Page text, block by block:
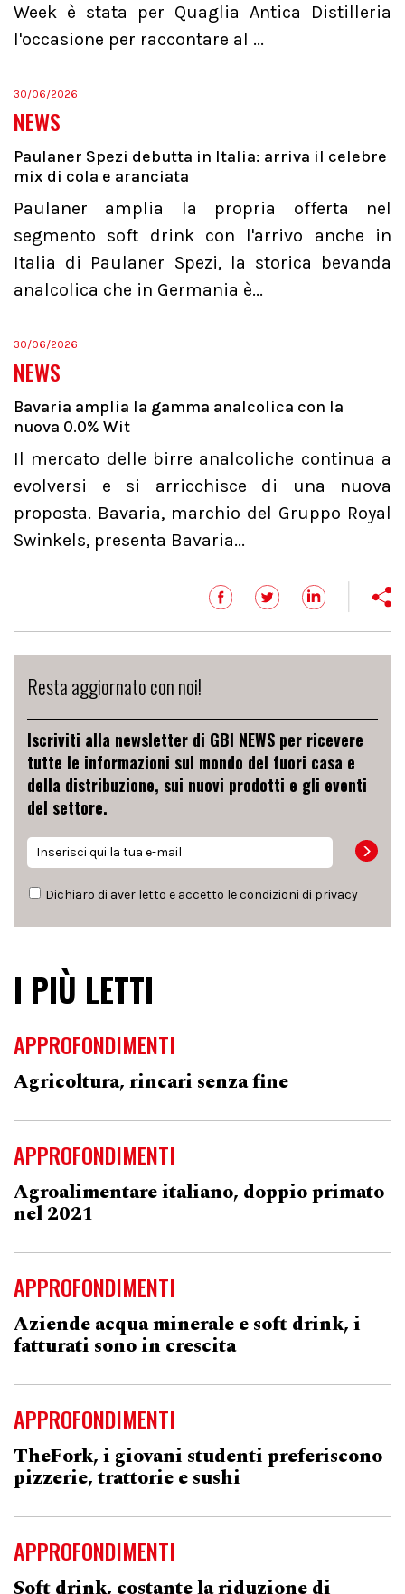
Week è stata per Quaglia Antica Distilleria
l'occasione per raccontare al ...
30/06/2026
NEWS
Paulaner Spezi debutta in Italia: arriva il celebre
mix di cola e aranciata
Paulaner amplia la propria offerta nel
segmento soft drink con l'arrivo anche in
Italia di Paulaner Spezi, la storica bevanda
analcolica che in Germania è...
30/06/2026
NEWS
Bavaria amplia la gamma analcolica con la
nuova 0.0% Wit
Il mercato delle birre analcoliche continua a
evolversi e si arricchisce di una nuova
proposta. Bavaria, marchio del Gruppo Royal
Swinkels, presenta Bavaria...
Resta aggiornato con noi!
Iscriviti alla newsletter di GBI NEWS per ricevere
tutte le informazioni sul mondo del fuori casa e
della distribuzione, sui nuovi prodotti e gli eventi
del settore.
Dichiaro di aver letto e accetto le condizioni di privacy
I PIÙ LETTI
APPROFONDIMENTI
Agricoltura, rincari senza fine
APPROFONDIMENTI
Agroalimentare italiano, doppio primato
nel 2021
APPROFONDIMENTI
Aziende acqua minerale e soft drink, i
fatturati sono in crescita
APPROFONDIMENTI
TheFork, i giovani studenti preferiscono
pizzerie, trattorie e sushi
APPROFONDIMENTI